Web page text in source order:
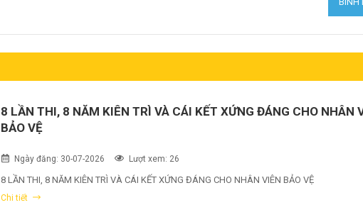
8 LẦN THI, 8 NĂM KIÊN TRÌ VÀ CÁI KẾT XỨNG ĐÁNG CHO NHÂN
BẢO VỆ
Ngày đăng: 30-07-2026 Lượt xem: 26
8 LẦN THI, 8 NĂM KIÊN TRÌ VÀ CÁI KẾT XỨNG ĐÁNG CHO NHÂN VIÊN BẢO VỆ
Chi tiết